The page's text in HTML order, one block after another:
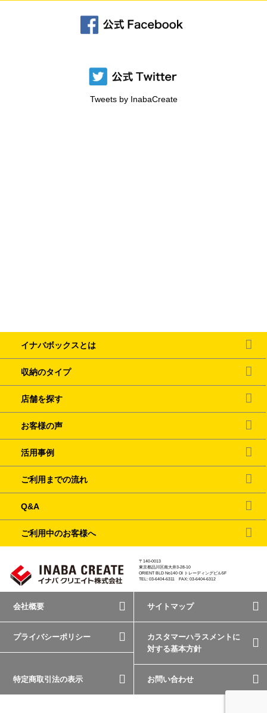
Tweets by InabaCreate
イナバボックスとは
収納のタイプ
店舗を探す
お客様の声
活用事例
ご利用までの流れ
Q&A
ご利用中のお客様へ
〒140-0013
東京都品川区南大井3-28-10
ORIENT BLD No140 OI トレーディングビル5F
TEL: 03-6404-6311 FAX: 03-6404-6312
会社概要 サイトマップ
プライバシーポリシー
カスタマーハラスメントに
対する基本方針
特定商取引法の表示 お問い合わせ